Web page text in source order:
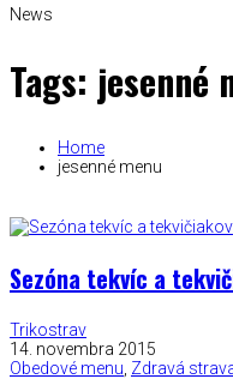
News
Tags: jesenné
Home
jesenné menu
Sezóna tekvíc a
Trikostrav
14. novembra 2015
Obedové menu Zdravá